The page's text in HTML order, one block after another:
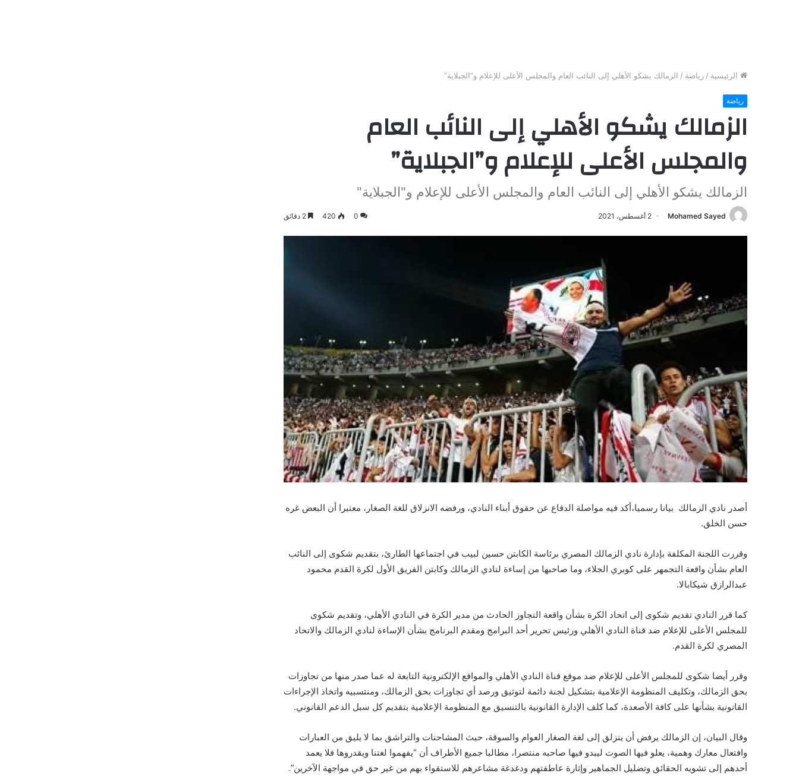
الرئيسية / رياضة / الزمالك يشكو الأهلي إلى النائب العام والمجلس الأعلى للإعلام و”الجبلاية”
رياضة
الزمالك يشكو الأهلي إلى النائب العام
والمجلس الأعلى للإعلام و”الجبلاية”
الزمالك يشكو الأهلي إلى النائب العام والمجلس الأعلى للإعلام و"الجبلاية"
Mohamed Sayed 2 أغسطس، 2021 0
420
أصدر نادي الزمالك بيانا رسميا،أكد فيه مواصلة الدفاع عن حقوق أبناء النادي، ورفضه الانزلاق للغة الصغار، معتبرا أن البعض غره
حسن الخلق.
وقررت اللجنة المكلفة بإدارة نادي الزمالك المصري برئاسة الكابتن حسين لبيب في اجتماعها الطارئ، بتقديم شكوى إلى النائب
العام بشأن واقعة التجمهر على كوبري الجلاء، وما صاحبها من إساءة لنادي الزمالك وكابتن الفريق الأول لكرة القدم محمود
عبدالرازق شيكابالا.
كما قرر النادي تقديم شكوى إلى اتحاد الكرة بشأن واقعة التجاوز الحادث من مدير الكرة في النادي الأهلي، وتقديم شكوى
للمجلس الأعلى للإعلام ضد قناة النادي الأهلي ورئيس تحرير أحد البرامج ومقدم البرنامج بشأن الإساءة لنادي الزمالك والاتحاد
المصري لكرة القدم.
وقرر أيضا شكوى للمجلس الأعلى للإعلام ضد موقع قناة النادي الأهلي والمواقع الإلكترونية التابعة له عما صدر منها من تجاوزات
بحق الزمالك، وتكليف المنظومة الإعلامية بتشكيل لجنة دائمة لتوثيق ورصد أي تجاوزات بحق الزمالك، ومنتسبيه واتخاذ الإجراءات
القانونية بشأنها على كافة الأصعدة، كما كلف الإدارة القانونية بالتنسيق مع المنظومة الإعلامية بتقديم كل سبل الدعم القانوني.
وقال البيان، إن الزمالك يرفض أن ينزلق إلى لغة الصغار العوام والسوقة، حيث المشاحنات والتراشق بما لا يليق من العبارات
وافتعال معارك وهمية، يعلو فيها الصوت ليبدو فيها صاحبه منتصرا، مطالبا جميع الأطراف أن “يفهموا لغتنا ويقدروها فلا يعمد
أحدهم إلى تشويه الحقائق وتضليل الجماهير وإثارة عاطفتهم ودغدغة مشاعرهم للاستقواء بهم من غير حق في مواجهة الآخرين”.